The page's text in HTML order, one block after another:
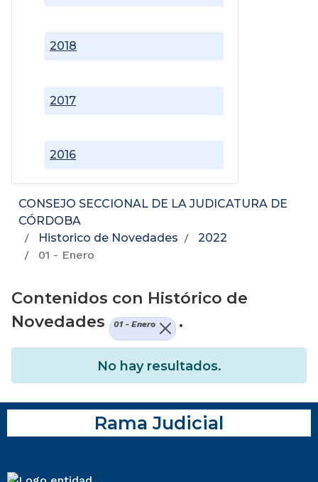
2016
2017
2018
CONSEJO SECCIONAL DE LA JUDICATURA DE
CÓRDOBA
Historico de Novedades
2022
01 - Enero
Contenidos con Histórico de
Novedades
01 - Enero .
No hay resultados.
Rama Judicial